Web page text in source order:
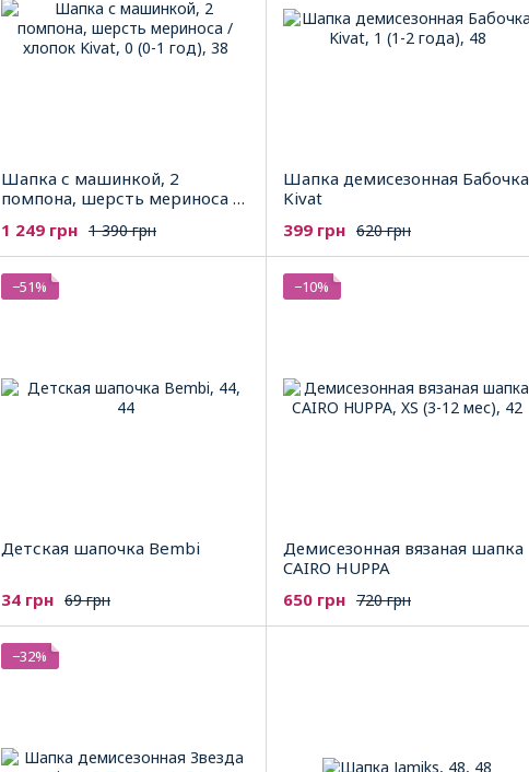
Шапка с машинкой, 2
помпона, шерсть мериноса /
1 390 грн
1 249 грн
Шапка демисезонная Бабочка
Kivat
620 грн
399 грн
−51%
Детская шапочка Bembi
69 грн
34 грн
−10%
Демисезонная вязаная шапка
CAIRO HUPPA
720 грн
650 грн
−32%